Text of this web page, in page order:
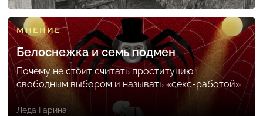
МНЕНИЕ
Белоснежка и семь подмен
Почему не стоит считать проституцию
свободным выбором и называть «секс-работой»
Леда Гарина